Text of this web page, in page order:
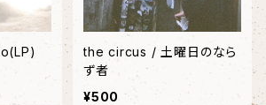
the circus / 土曜日のなら
ず者
¥500